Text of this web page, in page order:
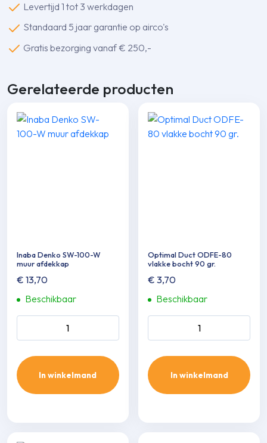
aantal
Levertijd 1 tot 3 werkdagen
Standaard 5 jaar garantie op airco's
Gratis bezorging vanaf € 250,-
Gerelateerde producten
Inaba Denko SW-100-W
muur afdekkap
€ 13,70
Beschikbaar
In winkelmand
Optimal Duct ODFE-80
vlakke bocht 90 gr.
€ 3,70
Beschikbaar
In winkelmand